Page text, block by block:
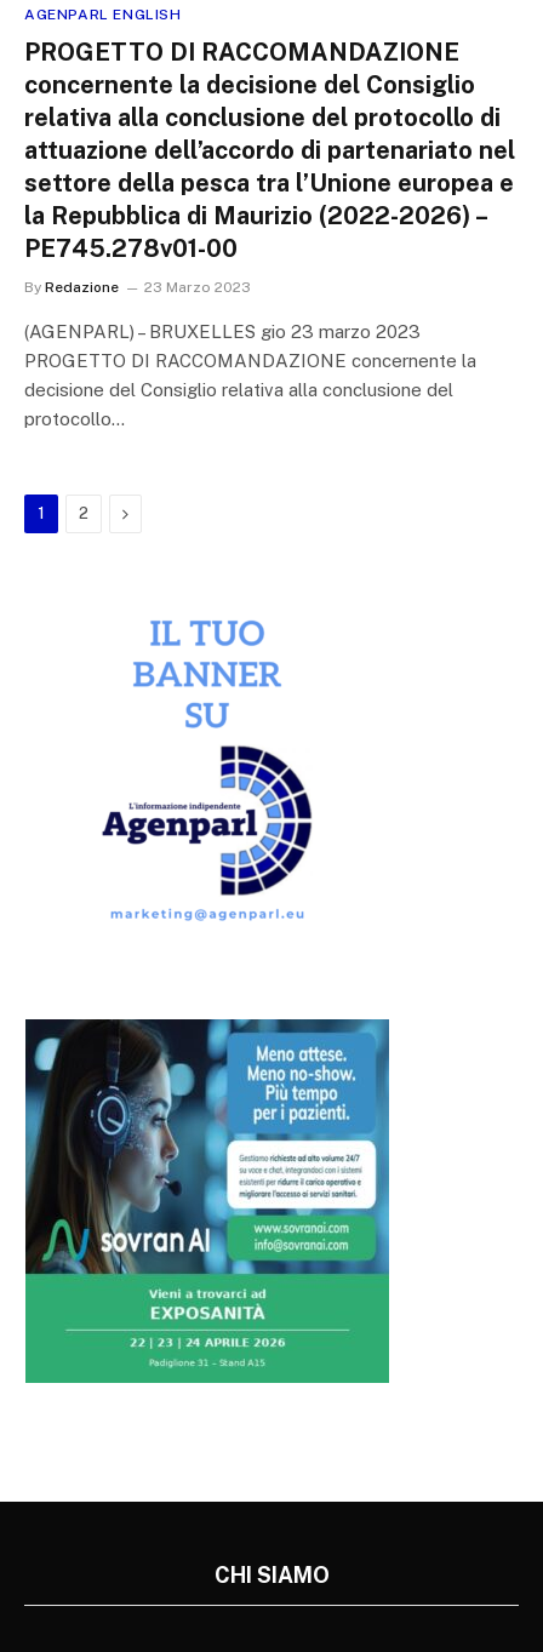
AGENPARL ENGLISH
PROGETTO DI RACCOMANDAZIONE
concernente la decisione del Consiglio
relativa alla conclusione del protocollo di
attuazione dell’accordo di partenariato nel
settore della pesca tra l’Unione europea e
la Repubblica di Maurizio (2022-2026) –
PE745.278v01-00
By Redazione 23 Marzo 2023
(AGENPARL) – BRUXELLES gio 23 marzo 2023
PROGETTO DI RACCOMANDAZIONE concernente la
decisione del Consiglio relativa alla conclusione del
protocollo…
1 2 Next
CHI SIAMO